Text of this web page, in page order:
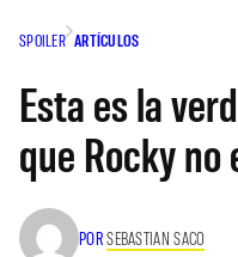
SPOILER ARTÍCULOS
Esta es la
que Rocky no
PORSEBASTIAN SACO